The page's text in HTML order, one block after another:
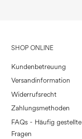
SHOP ONLINE
Kundenbetreuung
Versandinformation
Widerrufsrecht
Zahlungsmethoden
FAQs - Häufig gestellte
Fragen